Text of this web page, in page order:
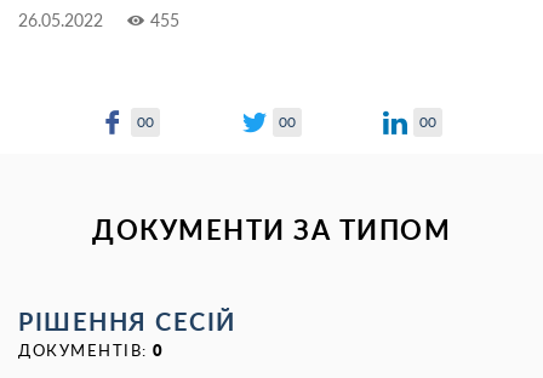
26.05.2022 455
00 00 00
ДОКУМЕНТИ ЗА ТИПОМ
РІШЕННЯ СЕСІЙ
ДОКУМЕНТІВ: 0